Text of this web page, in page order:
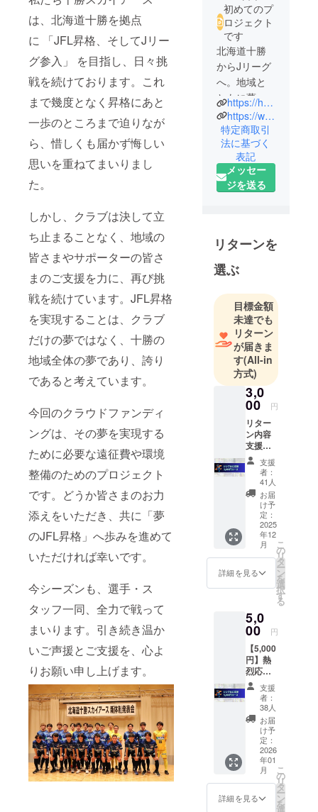
は、北海道十勝を拠点
に 「JFL昇格、そしてJリー
グ参入」 を目指し、日々挑
戦を続けております。これ
まで幾度となく昇格にあと
一歩のところまで迫りなが
ら、惜しくも届かず悔しい
思いを重ねてまいりまし
た。
しかし、クラブは決して立
ち止まることなく、地域の
皆さまやサポーターの皆さ
まのご支援を力に、再び挑
戦を続けています。JFL昇格
を実現することは、クラブ
だけの夢ではなく、十勝の
地域全体の夢であり、誇り
であると考えています。
今回のクラウドファンディ
ングは、その夢を実現する
ために必要な遠征費や環境
整備のためのプロジェクト
です。どうか皆さまのお力
添えをいただき、共に「夢
のJFL昇格」へ歩みを進めて
いただければ幸いです。
今シーズンも、選手・ス
タッフ一同、全力で戦って
まいります。引き続き温か
いご声援とご支援を、心よ
りお願い申し上げます。
初めてのプ
ロジェクト
です
北海道十勝
からJリーグ
へ。地域と
ともに夢を
追う、十勝
スカイアー
スです。
https://hokkaido-tokachi-skyearth.jp
https://www.instagram.com/skyearth_official/
特定商取引
法に基づく
表記
メッセー
ジを送る
リターンを
選ぶ
目標金額
未達でも
リターン
が届きま
す(All-in
方式)
3,0
00 円
リター
ン内容
支援者
様から
の温か
いお気
持ちに
感謝を
込め
て、ク
ラブよ
り、感
謝の
メッ
セージ
（メー
お送り
しま
す。 ※
物品等
のリ
ターン
はあり
ません
が、
「想
い」を
届けた
い方に
向けた
特別な
応援
コース
支援
者：
41人
お届
け予
定：
2025
年12
月
詳細を見る
こ
の
リ
タ
ー
ン
を
選
択
す
る
5,0
00 円
【5,000
円】熱
烈応援
コース
（ラン
ダムオ
リジナ
ルシー
ル付
き） リ
ターン
内容 十
勝スカ
イアー
ス オリ
支援
者：
38人
お届
け予
定：
2026
年01
月
詳細を見る
こ
の
リ
タ
ー
ン
を